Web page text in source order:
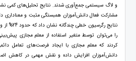
و لاگ سیستمی جمع‌آوری شدند. نتایج تحلیل‌های کمی
نتایج
را می‌توان توسط متغیر استفاده از معلم مجازی
کردند که معلم مجازی با ایجاد فرصت‌های تعامل
دانش‌آموزان افزایش داده و نقش مهمی در کاهش